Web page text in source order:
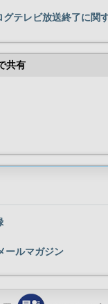
グテレビ放送終了に関
共有
ールマガジン